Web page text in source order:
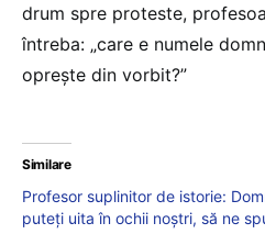
drum spre proteste,
întreba: „care e numele
oprește din vorbit?”
Similare
Profesor suplinitor de istorie:
puteți uita în ochii noștri, să ne